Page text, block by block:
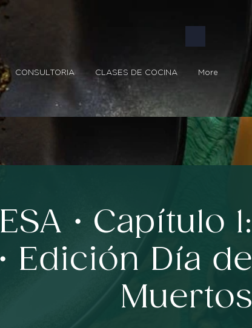
CONSULTORIA CLASES DE COCINA More
・Capítulo 1:
Edición Día de
Muertos